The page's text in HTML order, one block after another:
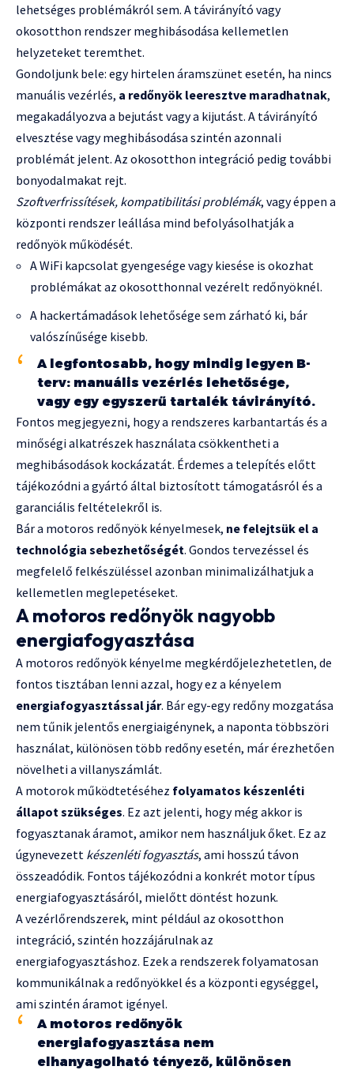
lehetséges problémákról sem. A távirányító vagy
okosotthon rendszer meghibásodása kellemetlen
helyzeteket teremthet.
Gondoljunk bele: egy hirtelen áramszünet esetén, ha nincs
manuális vezérlés, a redőnyök leeresztve maradhatnak,
megakadályozva a bejutást vagy a kijutást. A távirányító
elvesztése vagy meghibásodása szintén azonnali
problémát jelent. Az okosotthon integráció pedig további
bonyodalmakat rejt.
Szoftverfrissítések, kompatibilitási problémák, vagy éppen a
központi rendszer leállása mind befolyásolhatják a
redőnyök működését.
A WiFi kapcsolat gyengesége vagy kiesése is okozhat
problémákat az okosotthonnal vezérelt redőnyöknél.
A hackertámadások lehetősége sem zárható ki, bár
valószínűsége kisebb.
A legfontosabb, hogy mindig legyen B-
terv: manuális vezérlés lehetősége,
vagy egy egyszerű tartalék távirányító.
Fontos megjegyezni, hogy a rendszeres karbantartás és a
minőségi alkatrészek használata csökkentheti a
meghibásodások kockázatát. Érdemes a telepítés előtt
tájékozódni a gyártó által biztosított támogatásról és a
garanciális feltételekről is.
Bár a motoros redőnyök kényelmesek, ne felejtsük el a
technológia sebezhetőségét. Gondos tervezéssel és
megfelelő felkészüléssel azonban minimalizálhatjuk a
kellemetlen meglepetéseket.
A motoros redőnyök nagyobb
energiafogyasztása
A motoros redőnyök kényelme megkérdőjelezhetetlen, de
fontos tisztában lenni azzal, hogy ez a kényelem
energiafogyasztással jár. Bár egy-egy redőny mozgatása
nem tűnik jelentős energiaigénynek, a naponta többszöri
használat, különösen több redőny esetén, már érezhetően
növelheti a villanyszámlát.
A motorok működtetéséhez folyamatos készenléti
állapot szükséges. Ez azt jelenti, hogy még akkor is
fogyasztanak áramot, amikor nem használjuk őket. Ez az
úgynevezett készenléti fogyasztás, ami hosszú távon
összeadódik. Fontos tájékozódni a konkrét motor típus
energiafogyasztásáról, mielőtt döntést hozunk.
A vezérlőrendszerek, mint például az okosotthon
integráció, szintén hozzájárulnak az
energiafogyasztáshoz. Ezek a rendszerek folyamatosan
kommunikálnak a redőnyökkel és a központi egységgel,
ami szintén áramot igényel.
A motoros redőnyök
energiafogyasztása nem
elhanyagolható tényező, különösen